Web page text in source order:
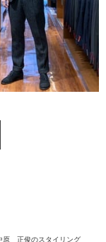
原 正俊のスタイリング